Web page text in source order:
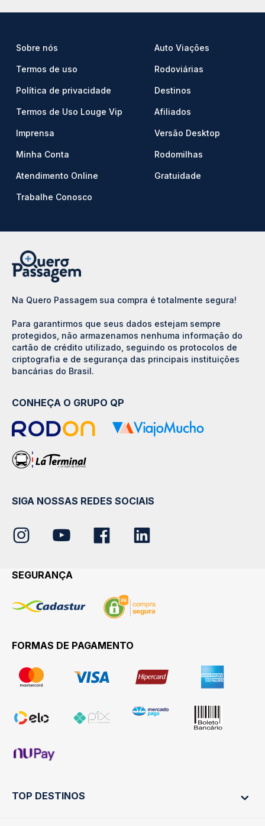
Sobre nós
Termos de uso
Política de privacidade
Termos de Uso Louge Vip
Imprensa
Minha Conta
Atendimento Online
Trabalhe Conosco
Auto Viações
Rodoviárias
Destinos
Afiliados
Versão Desktop
Rodomilhas
Gratuidade
Na Quero Passagem sua compra é totalmente segura!
Para garantirmos que seus dados estejam sempre
protegidos, não armazenamos nenhuma informação do
cartão de crédito utilizado, seguindo os protocolos de
criptografia e de segurança das principais instituições
bancárias do Brasil.
CONHEÇA O GRUPO QP
SIGA NOSSAS REDES SOCIAIS
SEGURANÇA
FORMAS DE PAGAMENTO
TOP DESTINOS